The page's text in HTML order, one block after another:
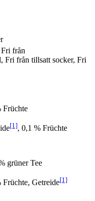
från
Fri från tillsatt socker, Fri
Früchte
[1], 0,1 % Früchte
grüner Tee
Früchte, Getreide[1]